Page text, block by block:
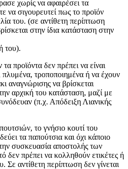
χωρίς να αφαιρέσει τα
να σιγουρευτεί πως το προϊόν
του. (σε αντίθετη περίπτωση
στην ίδια κατάσταση στην
του).
προϊόντα δεν πρέπει να είναι
τροποποιημένα ή να έχουν
αναγνώρισης να βρίσκεται
αρχική του κατάσταση, μαζί με
(π.χ. Απόδειξη Λιανικής
το γνήσιο κουτί του
τα παπούτσια και όχι κάποιο
συσκευασία αποστολής των
δεν πρέπει να κολληθούν ετικέτες ή
Σε αντίθετη περίπτωση δεν γίνεται